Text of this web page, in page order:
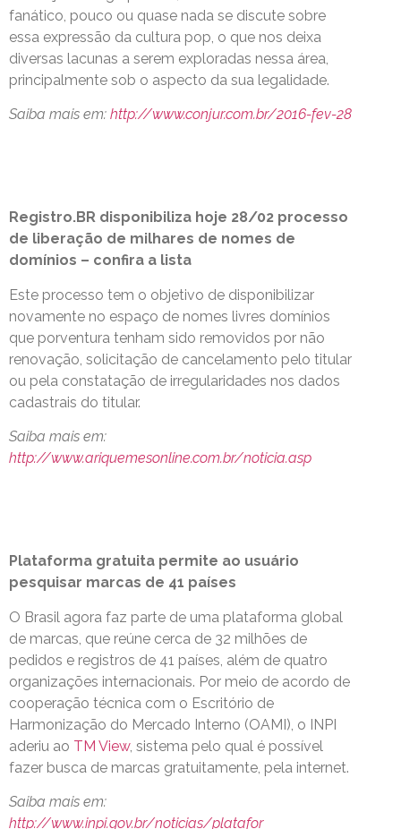
fanático, pouco ou quase nada se discute sobre
essa expressão da cultura pop, o que nos deixa
diversas lacunas a serem exploradas nessa área,
principalmente sob o aspecto da sua legalidade.
Saiba mais em: http://www.conjur.com.br/2016-fev-28
Registro.BR disponibiliza hoje 28/02 processo
de liberação de milhares de nomes de
domínios – confira a lista
Este processo tem o objetivo de disponibilizar
novamente no espaço de nomes livres domínios
que porventura tenham sido removidos por não
renovação, solicitação de cancelamento pelo titular
ou pela constatação de irregularidades nos dados
cadastrais do titular.
Saiba mais em:
http://www.ariquemesonline.com.br/noticia.asp
Plataforma gratuita permite ao usuário
pesquisar marcas de 41 países
O Brasil agora faz parte de uma plataforma global
de marcas, que reúne cerca de 32 milhões de
pedidos e registros de 41 países, além de quatro
organizações internacionais. Por meio de acordo de
cooperação técnica com o Escritório de
Harmonização do Mercado Interno (OAMI), o INPI
aderiu ao TM View, sistema pelo qual é possível
fazer busca de marcas gratuitamente, pela internet.
Saiba mais em:
http://www.inpi.gov.br/noticias/platafor